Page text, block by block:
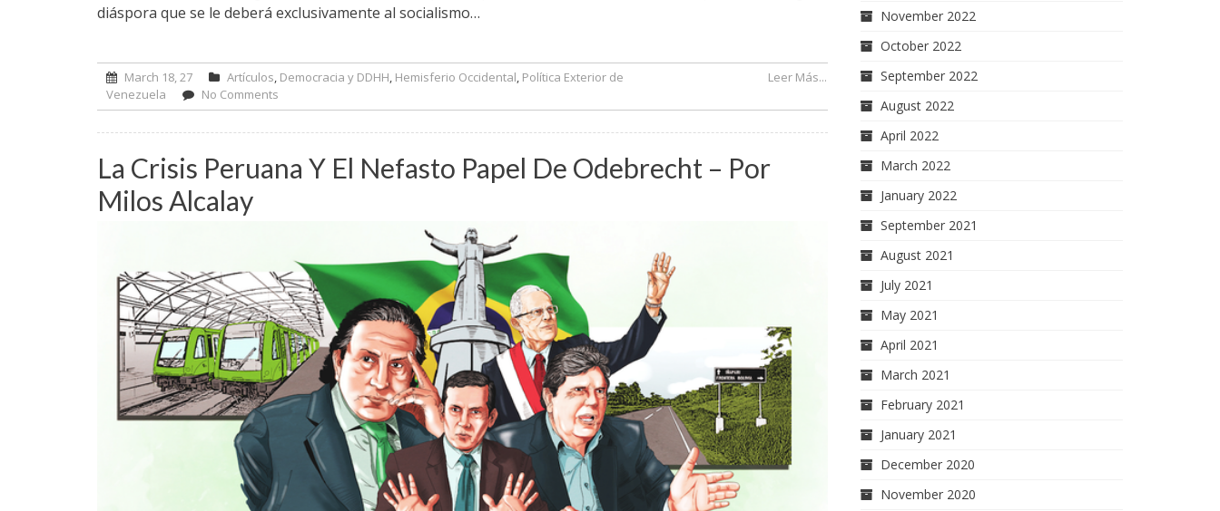
diáspora que se le deberá exclusivamente al socialismo…
March 18, 27 Artículos, Democracia y DDHH, Hemisferio Occidental, Política Exterior de
Venezuela
No Comments
Leer Más...
La Crisis Peruana Y El Nefasto Papel De Odebrecht – Por
Milos Alcalay
November 2022
October 2022
September 2022
August 2022
April 2022
March 2022
January 2022
September 2021
August 2021
July 2021
May 2021
April 2021
March 2021
February 2021
January 2021
December 2020
November 2020